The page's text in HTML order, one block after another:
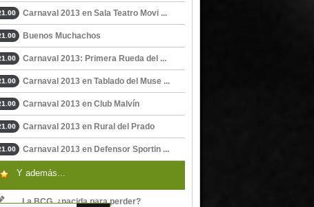
Carnaval 2013 en Sala Teatro Movi ...
Buenos Muchachos
Carnaval 2013: Primera Rueda del ...
Carnaval 2013 en Tablado del Muse ...
Carnaval 2013 en Club Malvín
Carnaval 2013 en Rural del Prado
Carnaval 2013 en Defensor Sportin ...
Y además...
La BCG, ¿nacida para perder?